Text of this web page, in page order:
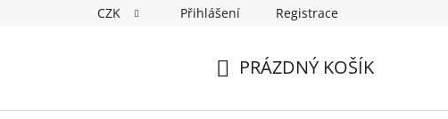
Dopravné Obchodní podmínky Podmínky ochrany
CZK Přihlášení Registrace
PRÁZDNÝ KOŠÍK